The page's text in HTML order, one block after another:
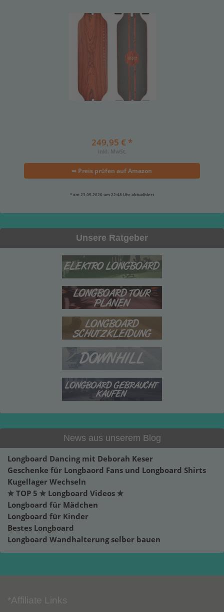
249,95 € *
inkl. MwSt.
➥ Preis prüfen auf Amazon
* am 23.05.2020 um 22:48 Uhr aktualisiert
Unsere Ratgeber
News aus unserem Blog
Longboard Dancing mit Deborah Keser
Geschenke für Longbaord Fans und Longboard Shirts
Kugellager Wechseln
✮ TOP 5 ✮ Longboard Videos ✮
Longboard für Mädchen
Longboard für Kinder
Bestes Longboard
Longboard Wandhalterung selber bauen
*Affiliate Links